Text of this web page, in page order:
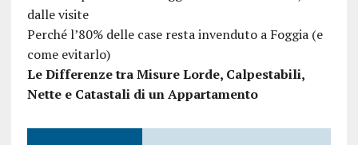
dalle visite
Perché l’80% delle case resta invenduto a Foggia (e
come evitarlo)
Le Differenze tra Misure Lorde, Calpestabili,
Nette e Catastali di un Appartamento